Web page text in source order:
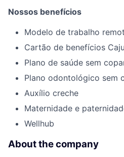
Nossos benefícios
Modelo de trabalho
Cartão de benefícios
Plano de saúde sem
Plano odontológico sem
Auxílio creche
Maternidade e
Wellhub
About the company